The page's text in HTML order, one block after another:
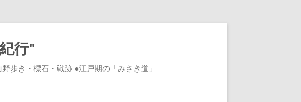
行"
歩き・標石・戦跡 ●江戸期の「みさき道」